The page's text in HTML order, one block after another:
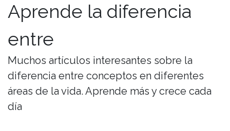
Aprende la diferencia
entre
Muchos artículos interesantes sobre la
diferencia entre conceptos en diferentes
áreas de la vida. Aprende más y crece cada
día